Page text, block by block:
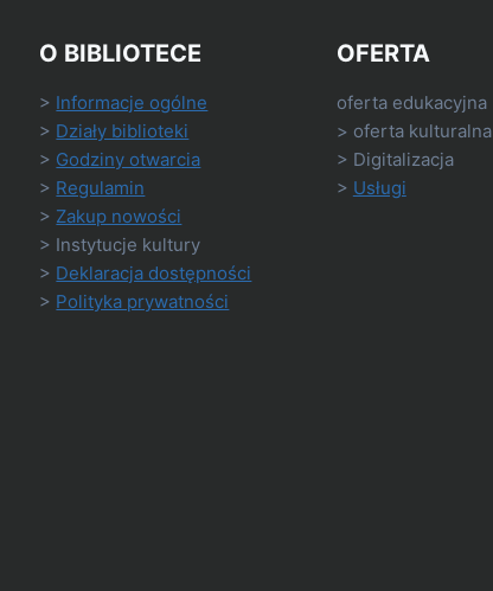
O BIBLIOTECE
> Informacje ogólne
> Działy biblioteki
> Godziny otwarcia
> Regulamin
> Zakup nowości
> Instytucje kultury
> Deklaracja dostępności
> Polityka prywatności
OFERTA
oferta edukacyjna
> oferta kulturalna
> Digitalizacja
> Usługi